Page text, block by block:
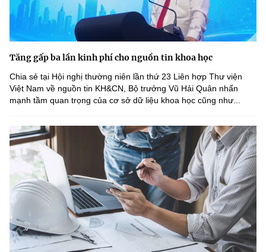
Tăng gấp ba lần kinh phí cho nguồn tin khoa học
Chia sẻ tại Hội nghị thường niên lần thứ 23 Liên hợp Thư viện
Việt Nam về nguồn tin KH&CN, Bộ trưởng Vũ Hải Quân nhấn
mạnh tầm quan trọng của cơ sở dữ liệu khoa học cũng như...